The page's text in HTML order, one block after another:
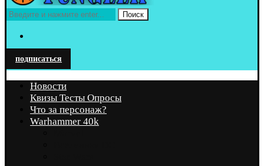
Поиск
подписаться
Новости
Квизы Тесты Опросы
Что за персонаж?
Warhammer 40k